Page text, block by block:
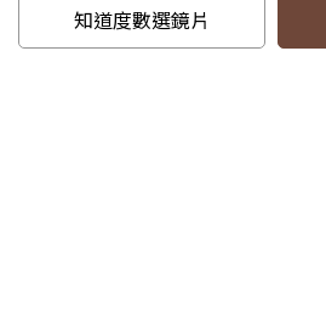
知道度數選鏡片